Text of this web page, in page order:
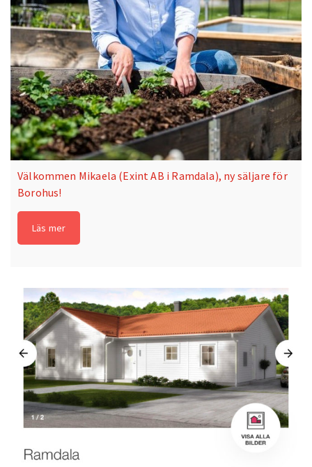
Välkommen Mikaela (Exint AB i Ramdala), ny säljare för
Borohus!
Läs mer